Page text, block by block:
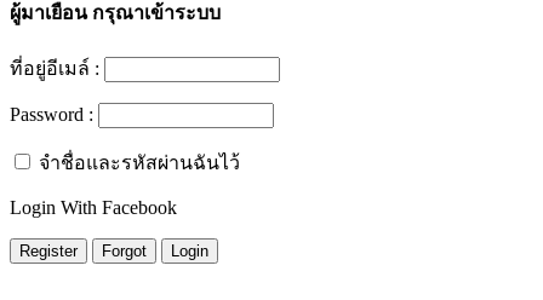
ผู้มาเยือนกรุณาเข้าระบบ
ที่อยู่อีเมล์ :
Password :
จำชื่อและรหัสผ่านฉันไว้
Login With Facebook